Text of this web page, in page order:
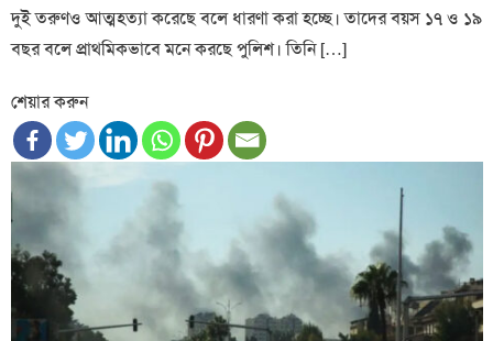
দুই তরুণও আত্মহত্যা করেছে বলে ধারণা করা হচ্ছে। তাদের বয়স ১৭ ও ১৯
বছর বলে প্রাথমিকভাবে মনে করছে পুলিশ। তিনি […]
শেয়ার করুন